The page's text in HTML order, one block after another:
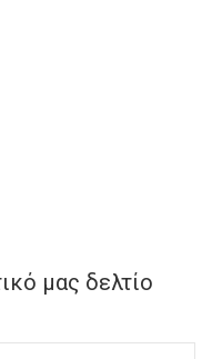
μας δελτίο